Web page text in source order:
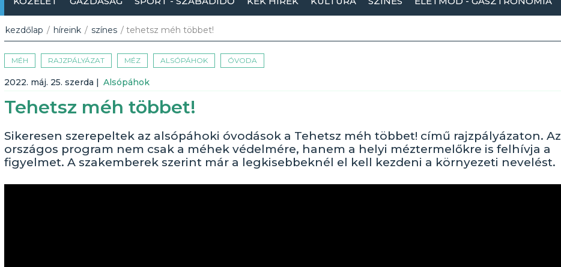
kezdőlap / híreink / színes / tehetsz méh többet!
MÉH RAJZPÁLYÁZAT MÉZ ALSÓPÁHOK ÓVODA
2022. máj. 25. szerda | Alsópáhok
Tehetsz méh többet!
Sikeresen szerepeltek az alsópáhoki óvodások a Tehetsz méh többet! című rajzpályázaton. Az
országos program nem csak a méhek védelmére, hanem a helyi méztermelőkre is felhívja a
figyelmet. A szakemberek szerint már a legkisebbeknél el kell kezdeni a környezeti nevelést.